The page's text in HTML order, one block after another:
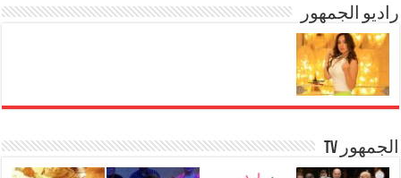
b
o
o
k
A
p
p
n
a
راديو الجمهور
الجمهور TV